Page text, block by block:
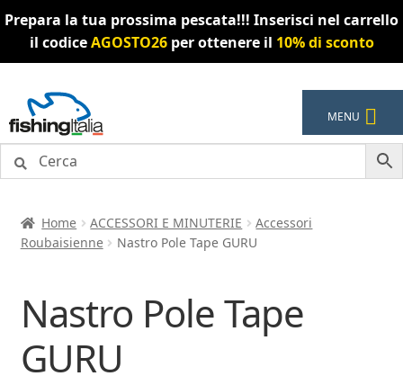
Prepara la tua prossima pescata!!! Inserisci nel carrello
il codiceAGOSTO26per ottenere il 10% di sconto
alla
navigazione
al
contenuto
MENU
Home ACCESSORI E MINUTERIE
Accessori
Roubaisienne
Nastro Pole Tape GURU
Nastro Pole Tape
GURU